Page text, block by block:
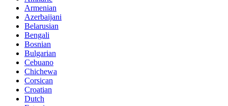
Armenian
Azerbaijani
Belarusian
Bengali
Bosnian
Bulgarian
Cebuano
Chichewa
Corsican
Croatian
Dutch